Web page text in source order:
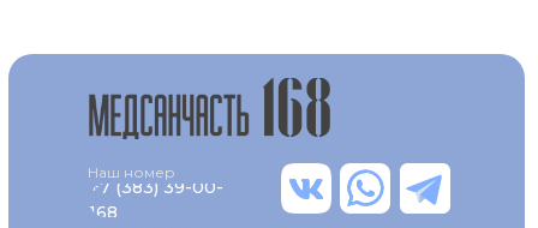
+7 (383) 39-00-
168
Наш номер